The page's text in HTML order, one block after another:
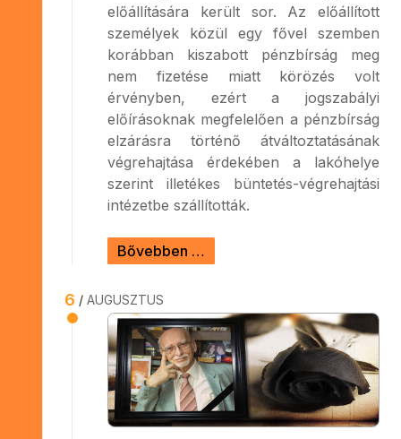
előállítására került sor. Az előállított
személyek közül egy fővel szemben
korábban kiszabott pénzbírság meg
nem fizetése miatt körözés volt
érvényben, ezért a jogszabályi
előírásoknak megfelelően a pénzbírság
elzárásra történő átváltoztatásának
végrehajtása érdekében a lakóhelye
szerint illetékes büntetés-végrehajtási
intézetbe szállították.
Bővebben …
6 AUGUSZTUS